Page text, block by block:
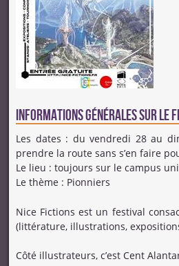
Informations générales sur le
Les dates : du vendredi 28 au
prendre la route sans s’en faire
Le lieu : toujours sur le campus
Le thème : Pionniers
Nice Fictions est un festival
(littérature, illustrations,
Côté illustrateurs, c’est Cent